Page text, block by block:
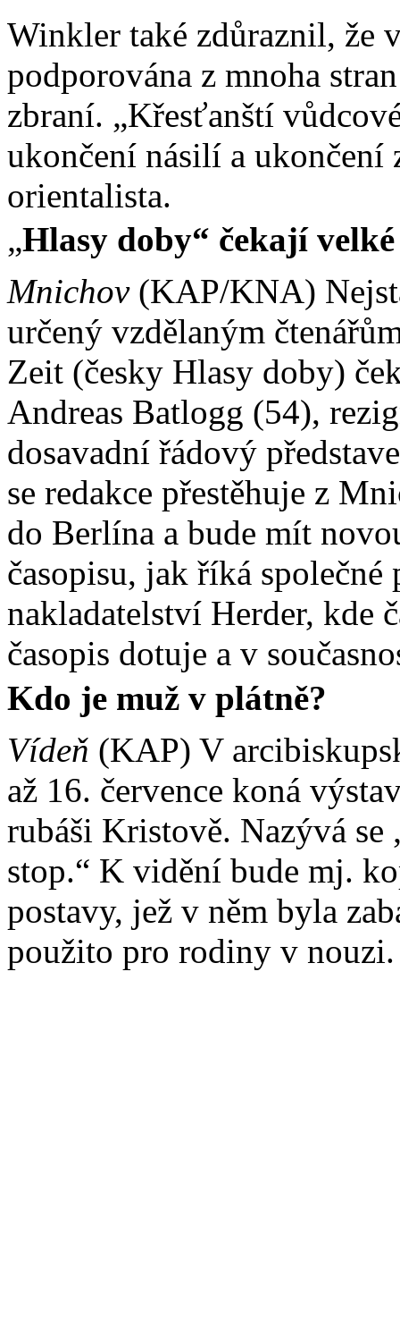
Winkler také zdůraznil, že
podporována z mnoha
zbraní. „Křesťanští
ukončení násilí a ukončení
orientalista.
„Hlasy doby“ čekají
Mnichov(KAP/KNA)
určený vzdělaným
Zeit (česky Hlasy doby)
Andreas Batlogg (54),
dosavadní řádový
se redakce přestěhuje z
do Berlína a bude mít
časopisu, jak říká
nakladatelství Herder, kde
časopis dotuje a v
Kdo je muž v plátně?
Vídeň (KAP) V
až 16. července koná
rubáši Kristově. Nazývá
stop.“ K vidění bude mj.
postavy, jež v něm byla
použito pro rodiny v nouzi.